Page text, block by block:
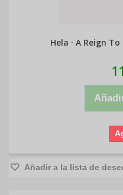
Hela · A Reign
Añadir a la lista de